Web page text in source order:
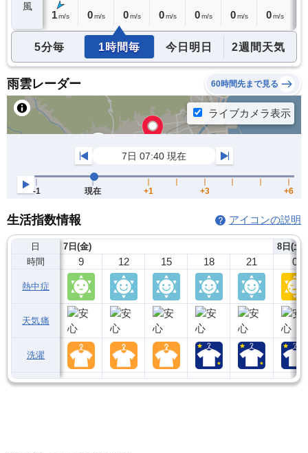
風
1 m/s 0 m/s 0 m/s 0 m/s 0 m/s 0 m/s 0m/s
5分毎 1時間毎 今日明日 2週間天気
雨雲レーダー 60時間先まで見る
生活指数情報 アイコンの説明
日
時間
熱中症
天気痛
洗濯
7日(金)
9 12 15 18 21
8日(土)
0